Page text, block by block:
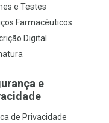
e Testes
Farmacêuticos
Digital
e
de Privacidade